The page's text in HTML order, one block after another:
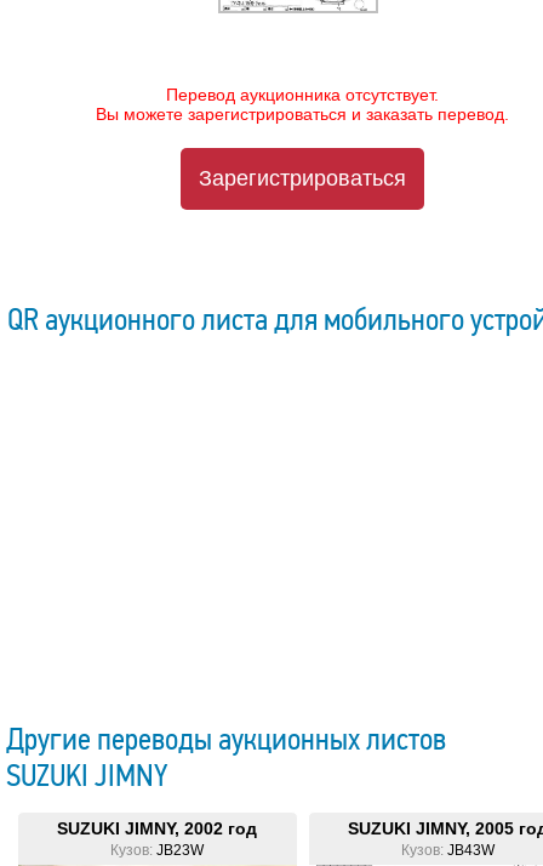
Перевод аукционника отсутствует.
Вы можете зарегистрироваться и заказать перевод.
Зарегистрироваться
QR аукционного листа для мобильного
Другие переводы аукционных листов
SUZUKI JIMNY
SUZUKI JIMNY, 2002 год
Кузов: JB23W
SUZUKI JIMNY, 2005
Кузов: JB43W